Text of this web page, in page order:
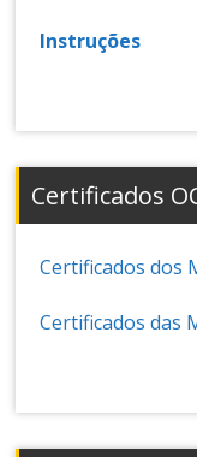
Instruções
Certificados
Certificados dos
Certificados das